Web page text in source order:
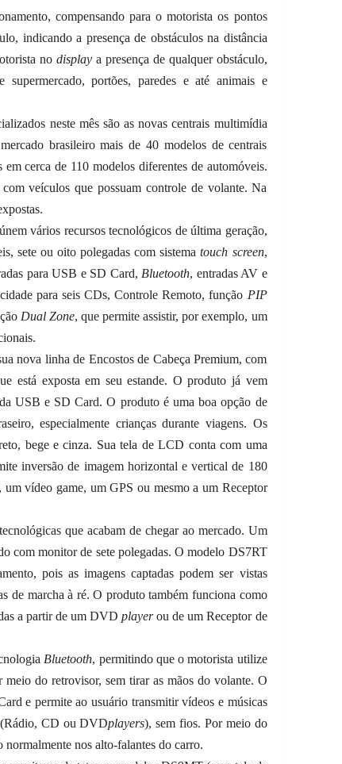
compensando para o motorista os pontos
indicando a presença de obstáculos na distância
no displaya presença de qualquer obstáculo,
supermercado, portões, paredes e até animais e
neste mês são as novas centrais multimídia
brasileiro mais de 40 modelos de centrais
cerca de 110 modelos diferentes de automóveis.
veículos que possuam controle de volante. Na
vários recursos tecnológicos de última geração,
sete ou oito polegadas com sistematouch screen,
para USB e SD Card, Bluetooth, entradas AV e
para seis CDs, Controle Remoto, função PIP
Dual Zone, que permite assistir, por exemplo, um
nova linha de Encostos de Cabeça Premium, com
está exposta em seu estande. O produto já vem
USB e SD Card. O produto é uma boa opção de
especialmente crianças durante viagens. Os
bege e cinza. Sua tela de LCD conta com uma
inversão de imagem horizontal e vertical de 180
um vídeo game, um GPS ou mesmo a um Receptor
que acabam de chegar ao mercado. Um
com monitor de sete polegadas. O modelo DS7RT
pois as imagens captadas podem ser vistas
de marcha à ré. O produto também funciona como
a partir de um DVDplayerou de um Receptor de
Bluetooth, permitindo que o motorista utilize
meio do retrovisor, sem tirar as mãos do volante. O
e permite ao usuário transmitir vídeos e músicas
(Rádio, CD ou DVDplayers), sem fios. Por meio do
normalmente nos alto-falantes do carro.